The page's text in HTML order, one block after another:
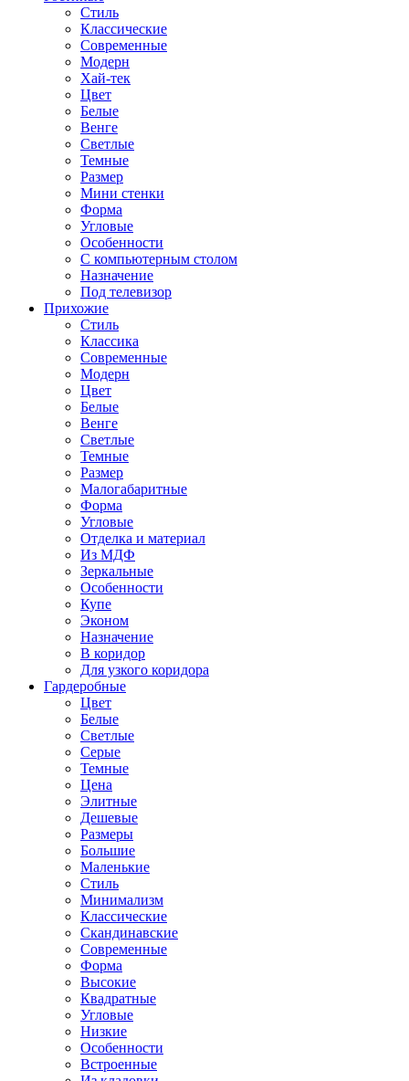
Стиль
Классические
Современные
Модерн
Хай-тек
Цвет
Белые
Венге
Светлые
Темные
Размер
Мини стенки
Форма
Угловые
Особенности
С компьютерным столом
Назначение
Под телевизор
Прихожие
Стиль
Классика
Современные
Модерн
Цвет
Белые
Венге
Светлые
Темные
Размер
Малогабаритные
Форма
Угловые
Отделка и материал
Из МДФ
Зеркальные
Особенности
Купе
Эконом
Назначение
В коридор
Для узкого коридора
Гардеробные
Цвет
Белые
Светлые
Серые
Темные
Цена
Элитные
Дешевые
Размеры
Большие
Маленькие
Стиль
Минимализм
Классические
Скандинавские
Современные
Форма
Высокие
Квадратные
Угловые
Низкие
Особенности
Встроенные